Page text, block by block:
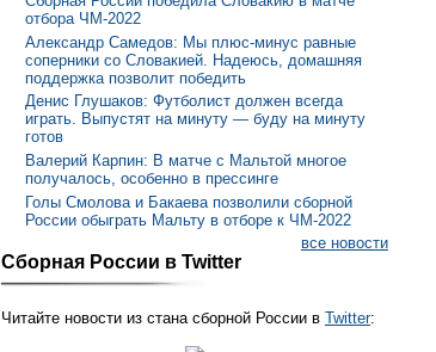
отбора ЧМ-2022
Александр Самедов: Мы плюс-минус равные
соперники со Словакией. Надеюсь, домашняя
поддержка позволит победить
Денис Глушаков: Футболист должен всегда
играть. Выпустят на минуту — буду на минуту
готов
Валерий Карпин: В матче с Мальтой многое
получалось, особенно в прессинге
Голы Смолова и Бакаева позволили сборной
России обыграть Мальту в отборе к ЧМ-2022
все новости
Сборная России в Twitter
Читайте новости из стана сборной России в Twitter: